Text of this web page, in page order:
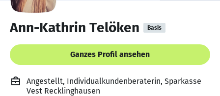
Ann-Kathrin Telöken Basis
Ganzes Profil ansehen
Angestellt, Individualkundenberaterin, Sparkasse
Vest Recklinghausen